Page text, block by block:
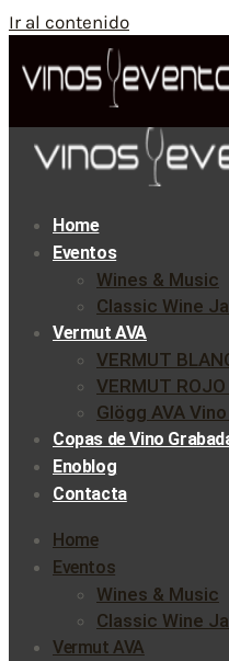
Ir al contenido
Home
Eventos
Wines & Music
Classic Wine
Vermut AVA
VERMUT
VERMUT ROJO
Glögg AVA
Copas de Vino
Enoblog
Contacta
Home
Eventos
Wines & Music
Classic Wine
Vermut AVA